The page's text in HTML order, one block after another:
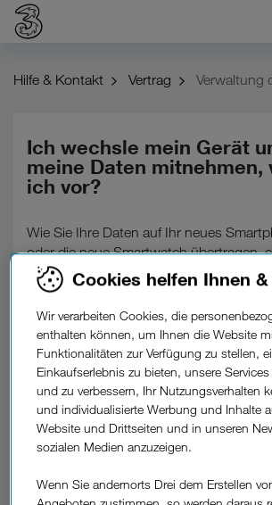
Hilfe & Kontakt Vertrag Verwaltung
Ich wechsle mein Gerät
meine Daten mitnehmen,
ich vor?
Wie Sie Ihre Daten auf Ihr neues
oder die neue Smartwatch übertragen,
dieser Übersicht.
War diese Information
Feedback
Weitere
aus
Cookies helfen Ihnen
Wir verarbeiten Cookies, die
enthalten können, um Ihnen die Website
Funktionalitäten zur Verfügung zu stellen,
Einkaufserlebnis zu bieten, unsere
und zu verbessern, Ihr Nutzungsverhalten
und individualisierte Werbung und Inhalte
Website und Drittseiten und in unseren
sozialen Medien anzuzeigen.
Wenn Sie andernorts Drei dem Erstellen